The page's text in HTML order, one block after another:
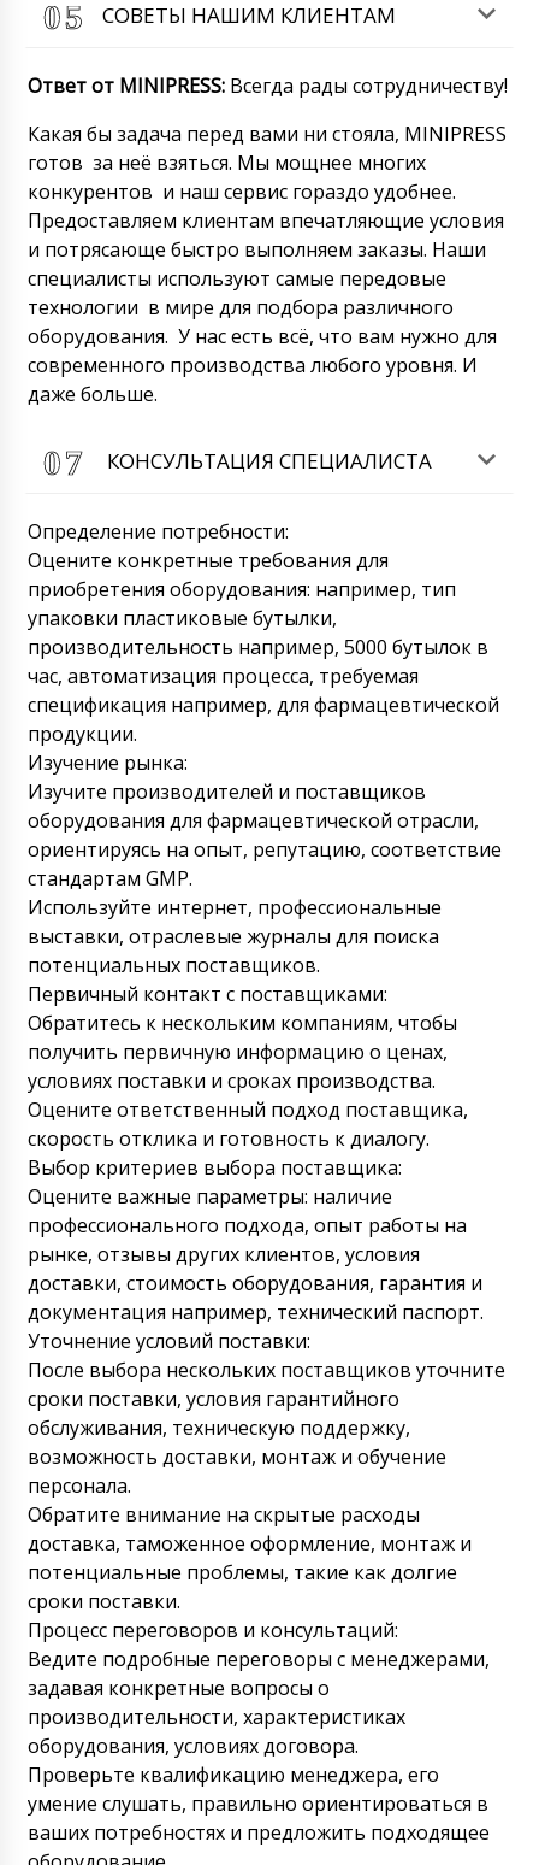
СОВЕТЫ НАШИМ КЛИЕНТАМ
Ответ от MINIPRESS: Всегда рады сотрудничеству!
Какая бы задача перед вами ни стояла, MINIPRESS
готов за неё взяться. Мы мощнее многих
конкурентов и наш сервис гораздо удобнее.
Предоставляем клиентам впечатляющие условия
и потрясающе быстро выполняем заказы. Наши
специалисты используют самые передовые
технологии в мире для подбора различного
оборудования. У нас есть всё, что вам нужно для
современного производства любого уровня. И
даже больше.
КОНСУЛЬТАЦИЯ СПЕЦИАЛИСТА
Определение потребности:
Оцените конкретные требования для
приобретения оборудования: например, тип
упаковки пластиковые бутылки,
производительность например, 5000 бутылок в
час, автоматизация процесса, требуемая
спецификация например, для фармацевтической
продукции.
Изучение рынка:
Изучите производителей и поставщиков
оборудования для фармацевтической отрасли,
ориентируясь на опыт, репутацию, соответствие
стандартам GMP.
Используйте интернет, профессиональные
выставки, отраслевые журналы для поиска
потенциальных поставщиков.
Первичный контакт с поставщиками:
Обратитесь к нескольким компаниям, чтобы
получить первичную информацию о ценах,
условиях поставки и сроках производства.
Оцените ответственный подход поставщика,
скорость отклика и готовность к диалогу.
Выбор критериев выбора поставщика:
Оцените важные параметры: наличие
профессионального подхода, опыт работы на
рынке, отзывы других клиентов, условия
доставки, стоимость оборудования, гарантия и
документация например, технический паспорт.
Уточнение условий поставки:
После выбора нескольких поставщиков уточните
сроки поставки, условия гарантийного
обслуживания, техническую поддержку,
возможность доставки, монтаж и обучение
персонала.
Обратите внимание на скрытые расходы
доставка, таможенное оформление, монтаж и
потенциальные проблемы, такие как долгие
сроки поставки.
Процесс переговоров и консультаций:
Ведите подробные переговоры с менеджерами,
задавая конкретные вопросы о
производительности, характеристиках
оборудования, условиях договора.
Проверьте квалификацию менеджера, его
умение слушать, правильно ориентироваться в
ваших потребностях и предложить подходящее
Илья
По какому адресу отправить вам образцы
флаконов и крышек, чтобы вы их переслали
на фабрику ? С уважением Илья.
07/08/2026 05:50
Роман Цибульский
Добрый день, Илья. Мы получили этот же
вопрос в WhatsApp и там же ответили.
Сообщите номер отправления для
отслеживания. Спасибо.
07/08/2026 05:52
Антон
Наталья подскажите, выехала с фабрики
автоматическая двусторонняя
этикетировочная машина ST-36, счет №118
..
07/08/2026 06:00
Роман Цибульский
Здравствуйте Антон, Оборудование
отправлено с транзитного склада,
доставка идет по запланированному
графику. Задержки не предвидится.
07/08/2026 06:01
Артем
Упаковочная машина в пакеты флоу-пак
PU-420 вместе с 500 кг упаковки , доставка
в Каскелен. Подтвердите сроки доставки
пожалуйста.
Роман Цибульский
Добрый день Артем, ваш груз выехал из
Москвы в Казахстан. Время прибытия
завтра до 15:30. Водитель вам
дополнительно перезвонит. Организуйте
оперативную разгрузку пожалуйста.
07/08/2026 06:10
Гульназ